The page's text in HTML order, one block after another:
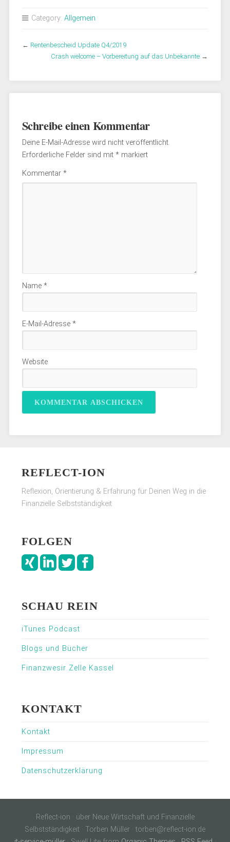
Category: Allgemein
← Rentenbescheid Update Q4/2019
Crash welcome – Vorbereitung auf das Unbekannte →
Schreibe einen Kommentar
Deine E-Mail-Adresse wird nicht veröffentlicht.
Erforderliche Felder sind mit *markiert
Kommentar *
Name *
E-Mail-Adresse *
Website
REFLECT-ION
Reflexion, Orientierung & Erfahrung für Deinen Weg in die
Finanzielle Selbstständigkeit
FOLGEN
SCHAU REIN
iTunes Podcast
Blogs und Bücher
Finanzwesir Zelle Kassel
KONTAKT
Kontakt
Impressum
Datenschutzerklärung
Reflect-ion · über Neue Wirtschaft und Finanzielle
Selbstständigkeit · Torben Müller · torben@reflect-ion.de